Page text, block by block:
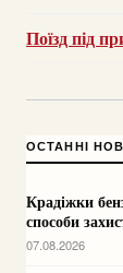
Поїзд під
ОСТАННІ
Крадіжки
способи
07.08.2026